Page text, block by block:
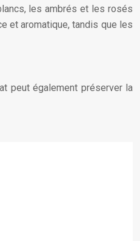
les ambrés et les rosés
et aromatique, tandis que les
peut également préserver la